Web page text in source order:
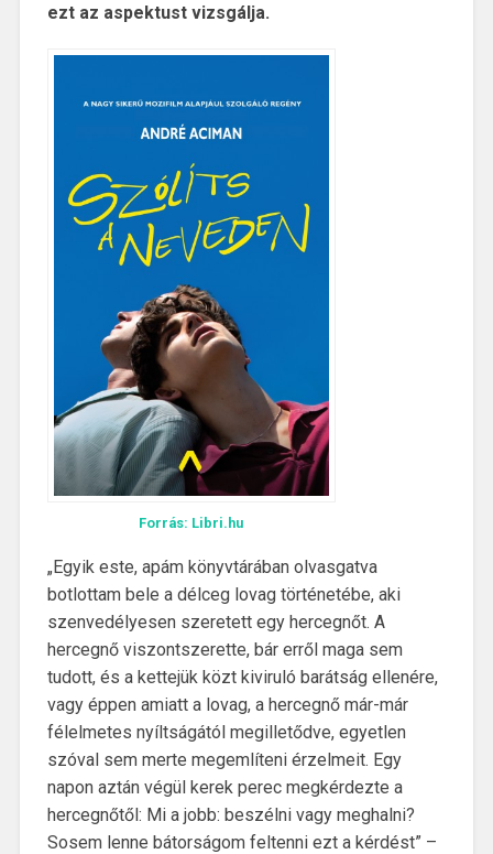
ezt az aspektust vizsgálja.
Forrás: Libri.hu
„Egyik este, apám könyvtárában olvasgatva
botlottam bele a délceg lovag történetébe, aki
szenvedélyesen szeretett egy hercegnőt. A
hercegnő viszontszerette, bár erről maga sem
tudott, és a kettejük közt kiviruló barátság ellenére,
vagy éppen amiatt a lovag, a hercegnő már-már
félelmetes nyíltságától megilletődve, egyetlen
szóval sem merte megemlíteni érzelmeit. Egy
napon aztán végül kerek perec megkérdezte a
hercegnőtől: Mi a jobb: beszélni vagy meghalni?
Sosem lenne bátorságom feltenni ezt a kérdést” –